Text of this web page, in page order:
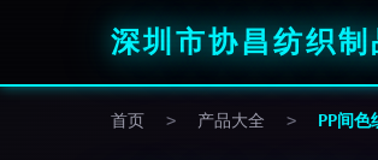
深圳市协昌纺织制
首页 > 产品大全 > PP间